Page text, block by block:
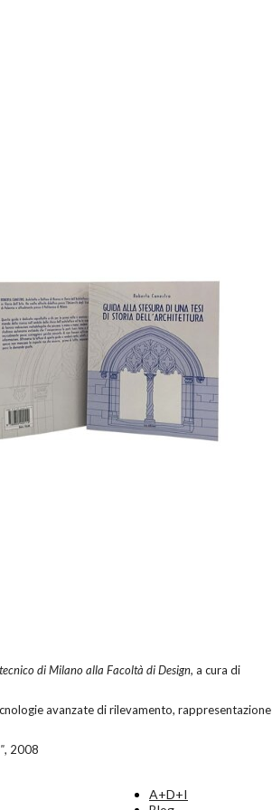
A+D+I
di Milano alla Facoltà di Design, a cura di
avanzate di rilevamento, rappresentazione
, 2008